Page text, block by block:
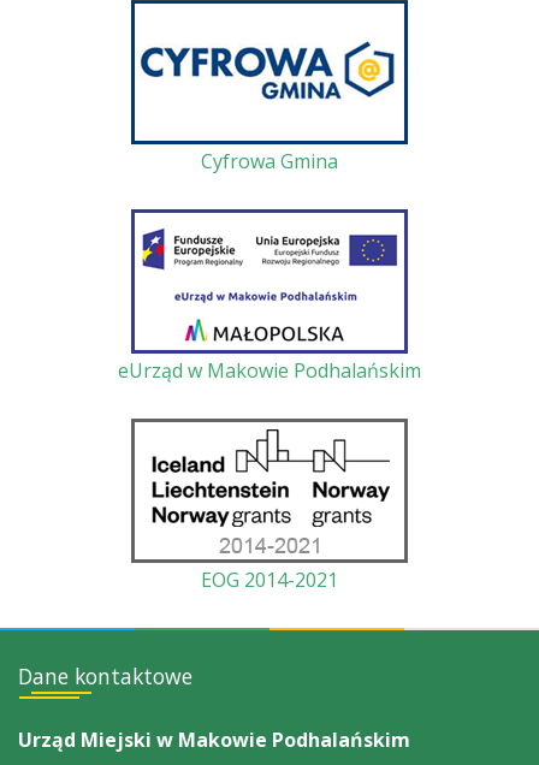
Cyfrowa Gmina
eUrząd w Makowie Podhalańskim
EOG 2014-2021
Dane kontaktowe
Urząd Miejski w Makowie Podhalańskim